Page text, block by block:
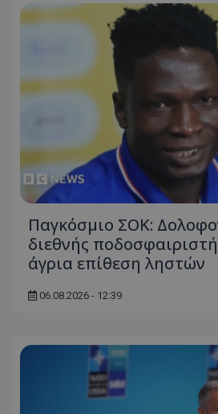
Παγκόσμιο ΣΟΚ:
διεθνής
άγρια επίθεση ληστών
06.08.2026 - 12:39